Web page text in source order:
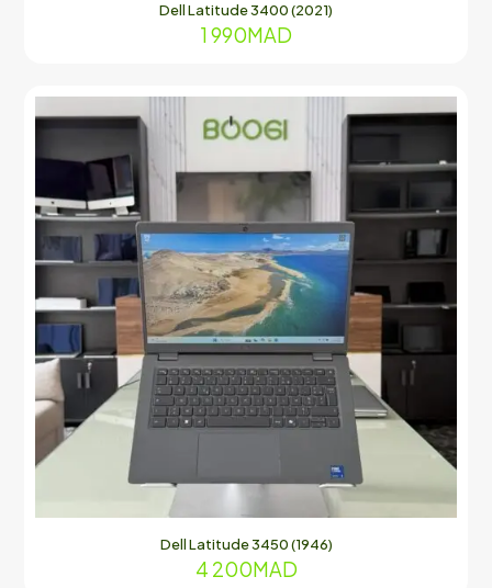
Dell Latitude 3400 (2021)
1 990MAD
Dell Latitude 3450 (1946)
4 200MAD